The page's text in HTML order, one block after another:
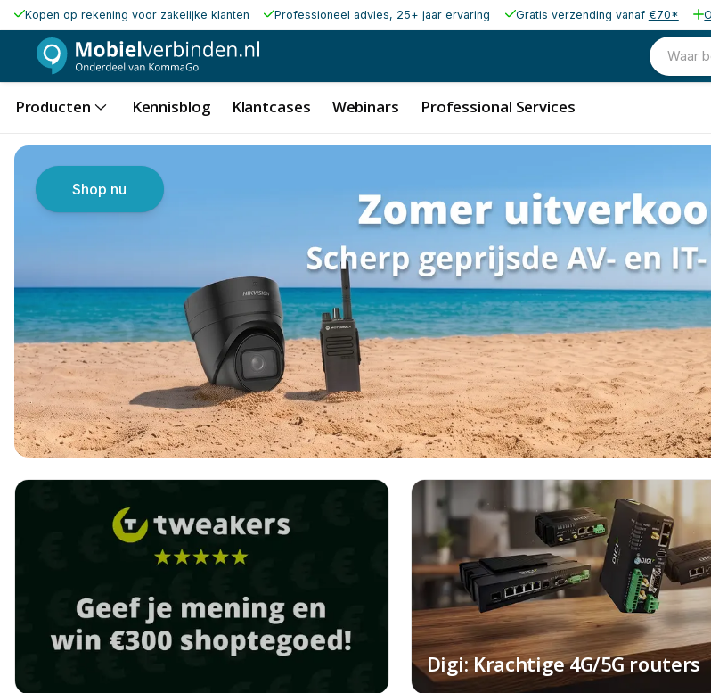
Kopen op rekening voor zakelijke klanten Professioneel advies, 25+ jaar ervaring Gratis verzending vanaf €70*
Waar
Producten Kennisblog Klantcases Webinars Professional Services
Shop nu
Digi: Krachtige 4G/5G routers